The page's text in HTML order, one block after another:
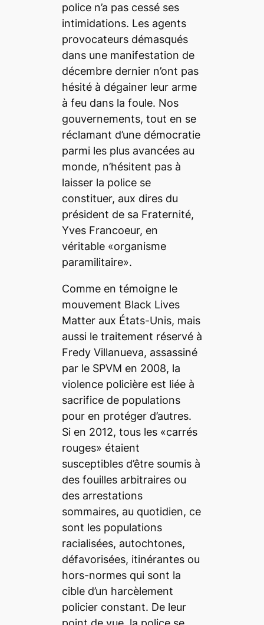
police n’a pas cessé ses
intimidations. Les agents
provocateurs démasqués
dans une manifestation de
décembre dernier n’ont pas
hésité à dégainer leur arme
à feu dans la foule. Nos
gouvernements, tout en se
réclamant d’une démocratie
parmi les plus avancées au
monde, n’hésitent pas à
laisser la police se
constituer, aux dires du
président de sa Fraternité,
Yves Francoeur, en
véritable «organisme
paramilitaire».
Comme en témoigne le
mouvement Black Lives
Matter aux États-Unis, mais
aussi le traitement réservé à
Fredy Villanueva, assassiné
par le SPVM en 2008, la
violence policière est liée à
sacrifice de populations
pour en protéger d’autres.
Si en 2012, tous les «carrés
rouges» étaient
susceptibles d’être soumis à
des fouilles arbitraires ou
des arrestations
sommaires, au quotidien, ce
sont les populations
racialisées, autochtones,
défavorisées, itinérantes ou
hors-normes qui sont la
cible d’un harcèlement
policier constant. De leur